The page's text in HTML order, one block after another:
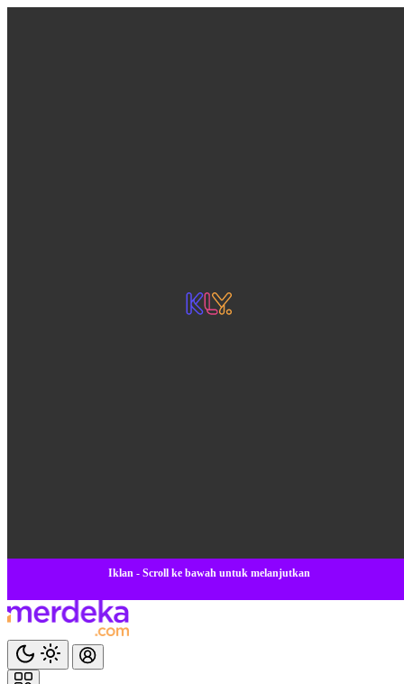
Iklan - Scroll ke bawah untuk melanjutkan